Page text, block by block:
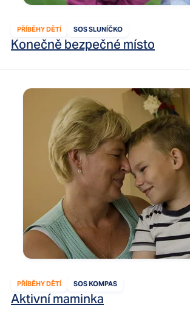
PŘÍBĚHY DĚTÍ SOS SLUNÍČKO
Konečně bezpečné místo
PŘÍBĚHY DĚTÍ SOS KOMPAS
Aktivní maminka